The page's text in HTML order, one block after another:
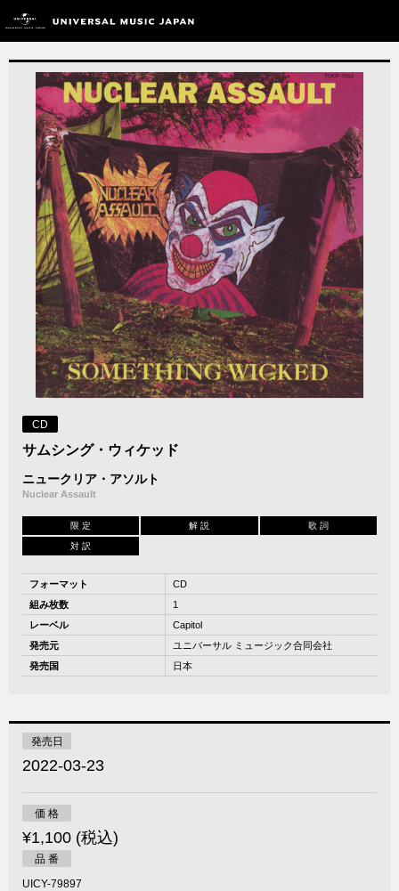
CD
サムシング・ウィケッド
ニュークリア・アソルト
Nuclear Assault
限 定 解 説 歌 詞
対 訳
フォーマット
CD
組み枚数
1
レーベル
Capitol
発売元
ユニバーサル ミュージック合同会社
発売国
日本
発売日
2022-03-23
価 格
¥1,100 (税込)
品 番
UICY-79897